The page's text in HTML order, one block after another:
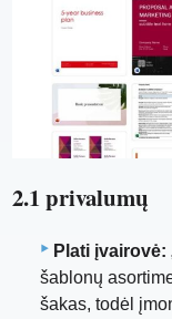
2.1 privalumų
Plati įvairovė:
šablonų
šakas, todėl